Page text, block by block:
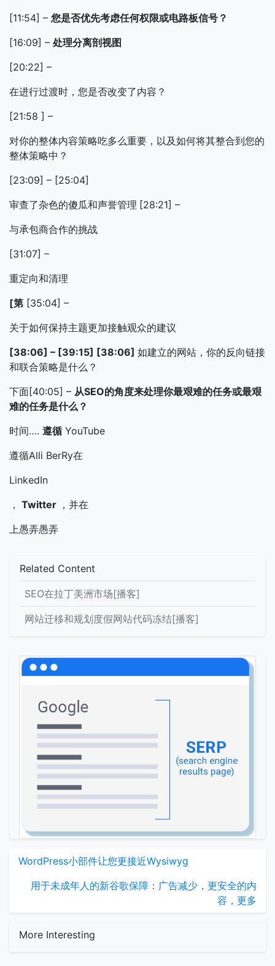
[11:54] – 您是否优先考虑任何权限或电路板信号？
[16:09] – 处理分离剖视图
[20:22] –
在进行过渡时，您是否改变了内容？
[21:58 ] –
对你的整体内容策略吃多么重要，以及如何将其整合到您的
整体策略中？
[23:09] – [25:04]
审查了杂色的傻瓜和声誉管理 [28:21] –
与承包商合作的挑战
[31:07] –
重定向和清理
[第 [35:04] –
关于如何保持主题更加接触观众的建议
[38:06] – [39:15] [38:06] 如建立的网站，你的反向链接
和联合策略是什么？
下面[40:05] – 从SEO的角度来处理你最艰难的任务或最艰
难的任务是什么？
时间…. 遵循 YouTube
遵循Alli BerRy在
LinkedIn
， Twitter ，并在
上愚弄愚弄
Related Content
SEO在拉丁美洲市场[播客]
网站迁移和规划度假网站代码冻结[播客]
WordPress小部件让您更接近Wysiwyg
用于未成年人的新谷歌保障：广告减少，更安全的内
容，更多
More Interesting